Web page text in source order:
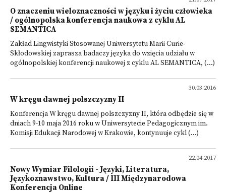
O znaczeniu wieloznaczności w języku i życiu człowieka
/ ogólnopolska konferencja naukowa z cyklu AL
SEMANTICA
Zakład Lingwistyki Stosowanej Uniwersytetu Marii Curie-
Skłodowskiej zaprasza badaczy języka do wzięcia udziału w
ogólnopolskiej konferencji naukowej z cyklu AL SEMANTICA, (...)
30.03.2016
W kręgu dawnej polszczyzny II
Konferencja W kręgu dawnej polszczyzny II, która odbędzie się w
dniach 9-10 maja 2016 roku w Uniwersytecie Pedagogicznym im.
Komisji Edukacji Narodowej w Krakowie, kontynuuje cykl (...)
22.04.2017
Nowy Wymiar Filologii - Języki, Literatura,
Językoznawstwo, Kultura / III Międzynarodowa
Konferencja Online